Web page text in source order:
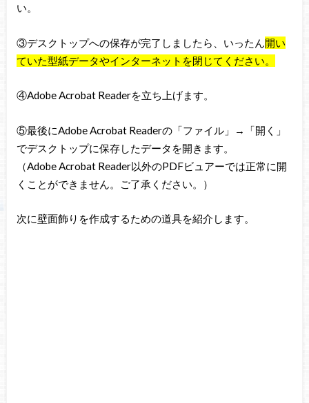
い。
③デスクトップへの保存が完了しましたら、いったん 開い
ていた型紙データやインターネットを閉じてください。
④Adobe Acrobat Readerを立ち上げます。
⑤最後にAdobe Acrobat Readerの「ファイル」→「開く」
でデスクトップに保存したデータを開きます。
（Adobe Acrobat Reader以外のPDFビュアーでは正常に開
くことができません。ご了承ください。）
次に壁面飾りを作成するための道具を紹介します。